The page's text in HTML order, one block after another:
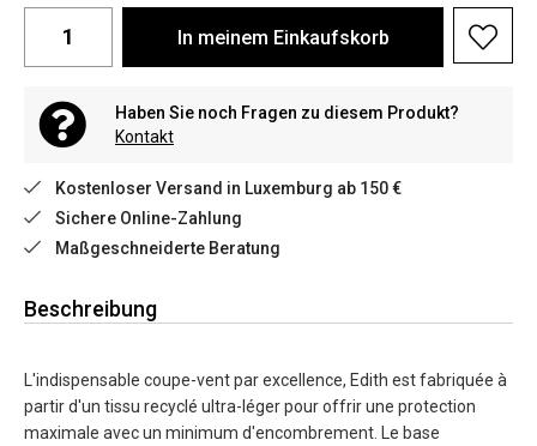
In meinem Einkaufskorb
Haben Sie noch Fragen zu diesem Produkt?
Kontakt
Kostenloser Versand in Luxemburg ab 150 €
Sichere Online-Zahlung
Maßgeschneiderte Beratung
Beschreibung
L'indispensable coupe-vent par excellence, Edith est fabriquée à
partir d'un tissu recyclé ultra-léger pour offrir une protection
maximale avec un minimum d'encombrement. Le base